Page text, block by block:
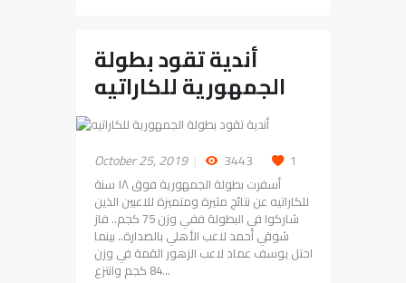
أندية تقود بطولة
الجمهورية للكاراتيه
October 25, 2019 3443 1
أسفرت بطولة الجمهورية فوق ١٨ سنة
للكاراتيه عن نتائج مثيرة ومتميزة للاعبين الذين
شاركوا في البطولة ففي وزن 75 كجم.. فاز
شوقي أحمد لاعب الأهلي بالصدارة.. بينما
احتل يوسف عماد لاعب الزهور القمة في وزن
84 كجم وانتزع…